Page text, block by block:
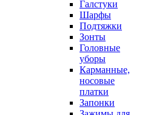
Галстуки
Шарфы
Подтяжки
Зонты
Головные
уборы
Карманные,
носовые
платки
Запонки